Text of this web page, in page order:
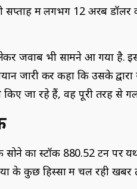
में लगभग 12 अरब डॉलर
जवाब भी सामने आ गया है.
जारी कर कहा कि उसके
जा रहे हैं, वह पूरी तरह से
का स्टॉक 880.52 टन पर
के कुछ हिस्सों में चल रही खबरें